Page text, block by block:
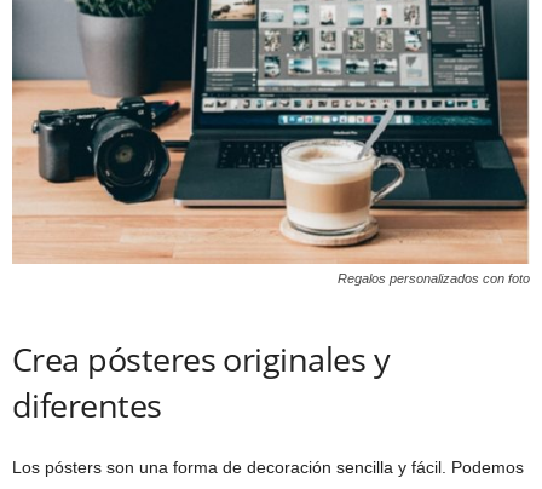
Regalos personalizados con foto
Crea pósteres originales y
diferentes
Los pósters son una forma de decoración sencilla y fácil. Podemos